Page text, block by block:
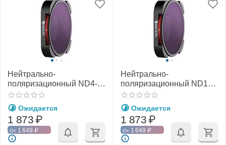
Нейтрально-
поляризационный ND4-
PL фильтр GoPro
HERO12/11/10/9 Black и
11 Black Mini (Freewell)
Ожидается
1 873₽
От 1 649 ₽
Нейтрально-
поляризационный ND16-
PL фильтр GoPro
HERO12/11/10/9 Black и
11 Black Mini (Freewell)
Ожидается
1 873₽
От 1 649 ₽